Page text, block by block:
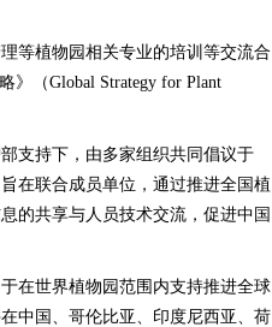
等植物园相关专业的培训等交流合
》（Global Strategy for Plant
支持下，由多家组织共同倡议于
在联合成员单位，通过推进全国植
的共享与人员技术交流，促进中国
在世界植物园范围内支持推进全球
中国、哥伦比亚、印度尼西亚、荷